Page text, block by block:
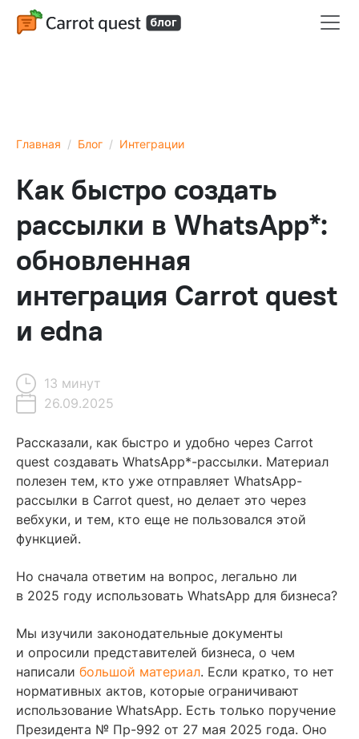
Главная Блог Интеграции
Как быстро создать
рассылки в WhatsApp*:
обновленная
интеграция Carrot quest
и edna
13 минут
26.09.2025
Содержание
WhatsApp-рассылки через Carrot quest: было → стало
Как использовать WhatsApp-рассылки: сценарий с кросс-
канальной каскадной цепочкой
Как создать шаблон для WhatsApp и запустить рассылки
Как настроить WhatsApp-рассылки через Carrot quest
Рассказали, как быстро и удобно через Carrot
quest создавать WhatsApp*-рассылки. Материал
полезен тем, кто уже отправляет WhatsApp-
рассылки в Carrot quest, но делает это через
вебхуки, и тем, кто еще не пользовался этой
функцией.
Но сначала ответим на вопрос, легально ли
в 2025 году использовать WhatsApp для бизнеса?
Мы изучили законодательные документы
и опросили представителей бизнеса, о чем
написали большой материал. Если кратко, то нет
нормативных актов, которые ограничивают
использование WhatsApp. Есть только поручение
Президента № Пр-992 от 27 мая 2025 года. Оно